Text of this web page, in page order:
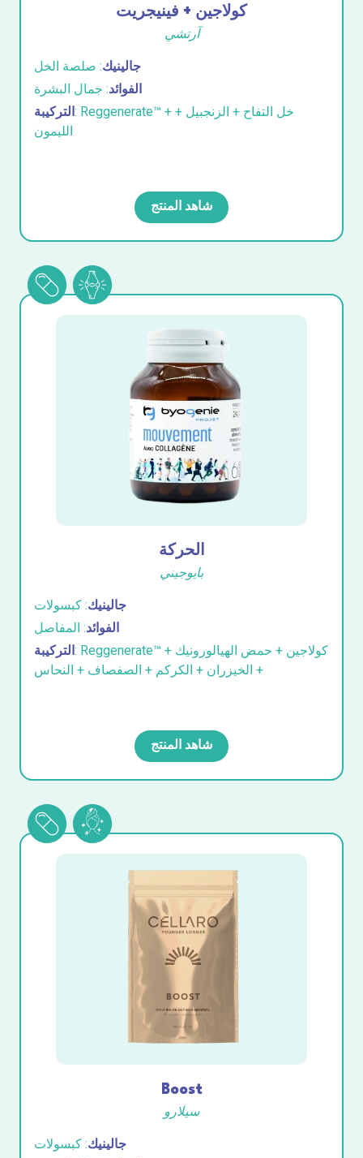
كولاجين + فينيجريت
آرتشي
جالينيك: صلصة الخل
الفوائد: جمال البشرة
التركيبة: Reggenerate™ + خل التفاح + الزنجبيل +
الليمون
شاهد المنتج
الحركة
بايوجيني
جالينيك: كبسولات
الفوائد: المفاصل
التركيبة: Reggenerate™ + كولاجين + حمض الهيالورونيك
+ الخيزران + الكركم + الصفصاف + النحاس
شاهد المنتج
Boost
سيلارو
جالينيك: كبسولات